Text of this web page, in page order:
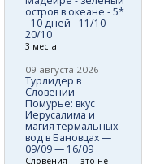
остров в океане - 5*
- 10 дней - 11/10 -
20/10
3 места
09 августа 2026
Турлидер в
Словении —
Помурье: вкус
Иерусалима и
магия термальных
вод в Бановцах —
09/09 — 16/09
Словения — это не